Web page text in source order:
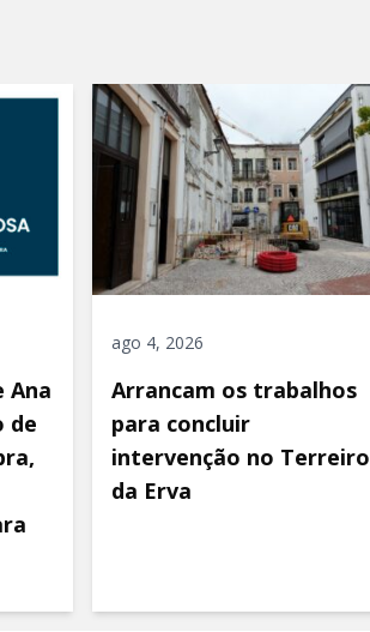
Ana
de
ago 4, 2026
Arrancam os trabalhos
para concluir
intervenção no Terreiro
da Erva